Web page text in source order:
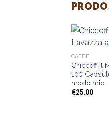
CAFFÈ
Chiccoff Il
100
modo mio
€25.00